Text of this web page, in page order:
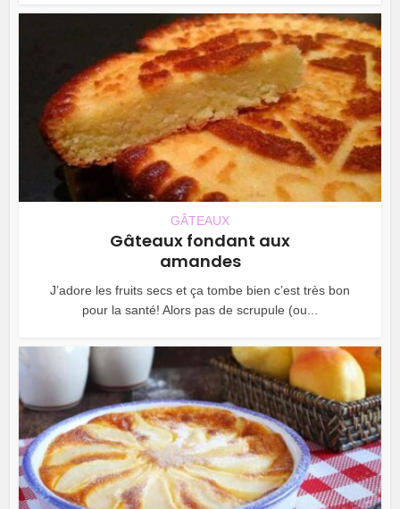
GÂTEAUX
Gâteaux fondant aux
amandes
J’adore les fruits secs et ça tombe bien c’est très bon
pour la santé! Alors pas de scrupule (ou...